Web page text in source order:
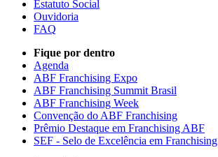
Estatuto Social
Ouvidoria
FAQ
Fique por dentro
Agenda
ABF Franchising Expo
ABF Franchising Summit Brasil
ABF Franchising Week
Convenção do ABF Franchising
Prêmio Destaque em Franchising ABF
SEF - Selo de Excelência em Franchising